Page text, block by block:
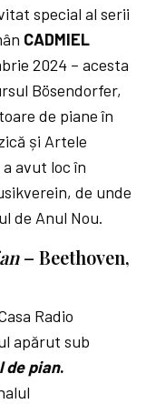
special al serii
CADMIEL
2024 – acesta
Bösendorfer,
de piane în
și Artele
avut loc în
de unde
de Anul Nou.
– Beethoven,
Radio
apărut sub
de pian.